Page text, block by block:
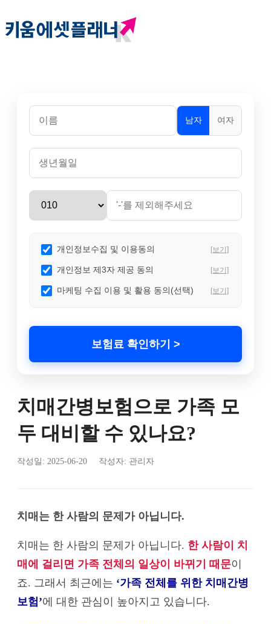
남자 여자
개인정보수집 및 이용동의 [보기]
개인정보 제3자 제공 동의 [보기]
마케팅 수집 이용 및 활용 동의(선택) [보기]
보험료 확인하기 >
치매간병보험으로 가족 모
두 대비할 수 있나요?
작성일: 2025-06-20 작성자: 관리자
치매는 한 사람의 문제가 아닙니다.
치매는 한 사람의 문제가 아닙니다. 한 사람이 치
매에 걸리면 가족 전체의 일상이 바뀌기 때문이
죠. 그래서 최근에는 ‘가족 전체를 위한 치매간병
보험’에 대한 관심이 높아지고 있습니다.